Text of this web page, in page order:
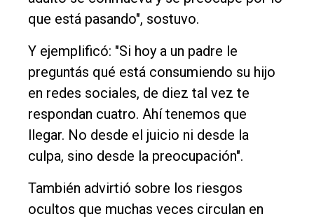
que está pasando", sostuvo.
Y ejemplificó: "Si hoy a un padre le
preguntás qué está consumiendo su hijo
en redes sociales, de diez tal vez te
respondan cuatro. Ahí tenemos que
llegar. No desde el juicio ni desde la
culpa, sino desde la preocupación".
También advirtió sobre los riesgos
ocultos que muchas veces circulan en